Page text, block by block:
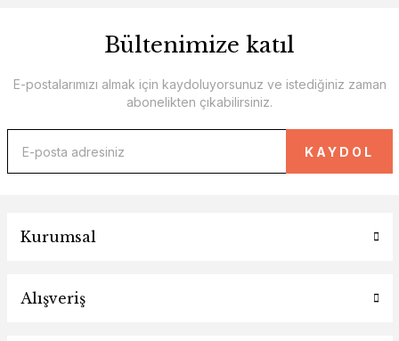
Bültenimize katıl
E-postalarımızı almak için kaydoluyorsunuz ve istediğiniz zaman
abonelikten çıkabilirsiniz.
KAYDOL
Kurumsal
Alışveriş